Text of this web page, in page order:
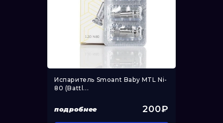
Испаритель Smoant Baby MTL Ni-
80 (Battl...
подробнее 200₽